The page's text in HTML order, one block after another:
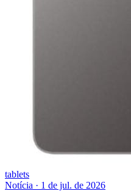
tablets
Notícia · 1 de jul. de 2026